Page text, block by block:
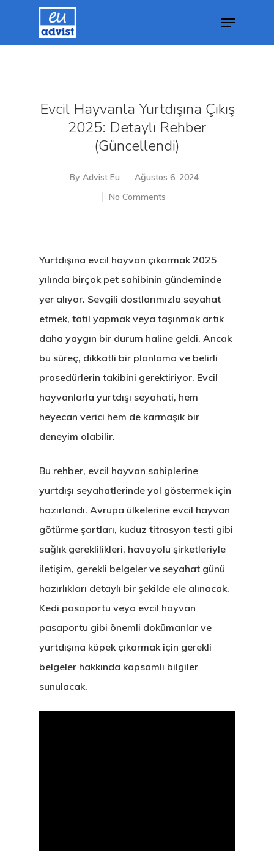
Evcil Hayvanla Yurtdışına Çıkış
2025: Detaylı Rehber
(Güncellendi)
By Advist Eu
Ağustos 6, 2024
No Comments
Yurtdışına evcil hayvan çıkarmak 2025
yılında birçok pet sahibinin gündeminde
yer alıyor. Sevgili dostlarımızla seyahat
etmek, tatil yapmak veya taşınmak artık
daha yaygın bir durum haline geldi. Ancak
bu süreç, dikkatli bir planlama ve belirli
prosedürlerin takibini gerektiriyor. Evcil
hayvanlarla yurtdışı seyahati, hem
heyecan verici hem de karmaşık bir
deneyim olabilir.
Bu rehber, evcil hayvan sahiplerine
yurtdışı seyahatlerinde yol göstermek için
hazırlandı. Avrupa ülkelerine evcil hayvan
götürme şartları, kuduz titrasyon testi gibi
sağlık gereklilikleri, havayolu şirketleriyle
iletişim, gerekli belgeler ve seyahat günü
hazırlıkları detaylı bir şekilde ele alınacak.
Kedi pasaportu veya evcil hayvan
pasaportu gibi önemli dokümanlar ve
yurtdışına köpek çıkarmak için gerekli
belgeler hakkında kapsamlı bilgiler
sunulacak.